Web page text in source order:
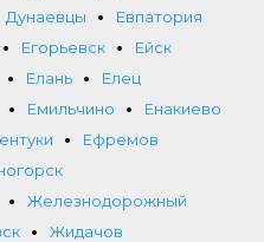
Дунаевцы
Евпатория
Егорьевск
Ейск
Елань
Елец
Емильчино
Енакиево
Ефремов
Железнодорожный
Жидачов